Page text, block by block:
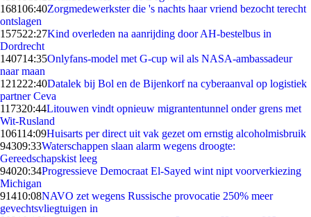
168106:40Zorgmedewerkster die 's nachts haar vriend bezocht terecht
ontslagen
157522:27Kind overleden na aanrijding door AH-bestelbus in
Dordrecht
140714:35Onlyfans-model met G-cup wil als NASA-ambassadeur
naar maan
121222:40Datalek bij Bol en de Bijenkorf na cyberaanval op logistiek
partner Ceva
117320:44Litouwen vindt opnieuw migrantentunnel onder grens met
Wit-Rusland
106114:09Huisarts per direct uit vak gezet om ernstig alcoholmisbruik
94309:33Waterschappen slaan alarm wegens droogte:
Gereedschapskist leeg
94020:34Progressieve Democraat El-Sayed wint nipt voorverkiezing
Michigan
91410:08NAVO zet wegens Russische provocatie 250% meer
gevechtsvliegtuigen in